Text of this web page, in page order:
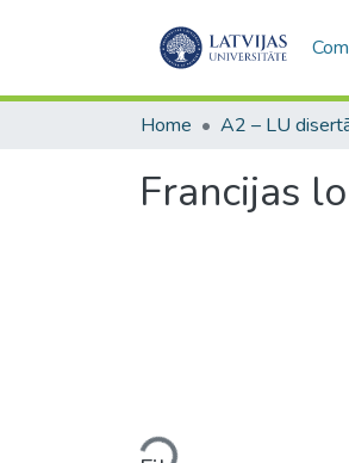
Home
Francijas
Loading...